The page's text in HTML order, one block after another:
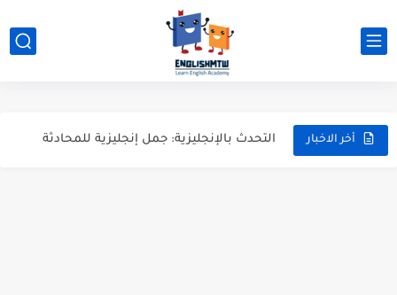
أخر الاخبار
أسرار نطق الحروف الإنجليزية المركبة (PH, SH, TH): دليلك...